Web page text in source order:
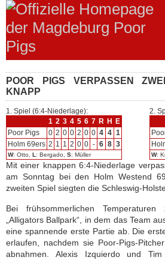
POOR PIGS VERPASSEN
KNAPP
1. Spiel (6:4-Niederlage):
1 2 3 4 5 6 7 R H
E
Poor Pigs
0 2 0 0 2 0 0 4 4 1
Holm 69ers 2 1 1 2 0 0 - 6 8 3
W: Otto, L : Bergado, S: Müller
2.
W:
Mit einer knappen 6:4-Niederlage
am Sonntag bei den Holm Westend
zweiten Spiel siegten die Schleswig-
Bei frühsommerlichen
„Alligators Ballpark“, in dem das Team
eine spannende erste Partie ab. Die
erlaufen, nachdem sie Poor-Pigs-
abnahmen. Alexis Izquierdo und